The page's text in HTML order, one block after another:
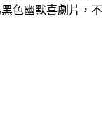
色幽默喜劇片，不